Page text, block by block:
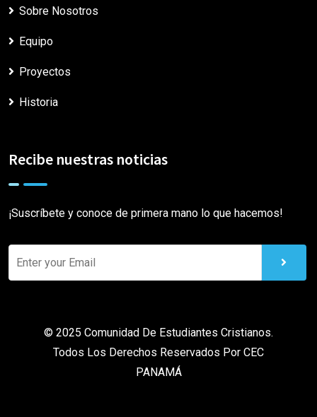
Sobre Nosotros
Equipo
Proyectos
Historia
Recibe nuestras noticias
¡Suscríbete y conoce de primera mano lo que hacemos!
© 2025 Comunidad De Estudiantes Cristianos.
Todos Los Derechos Reservados Por CEC
PANAMÁ